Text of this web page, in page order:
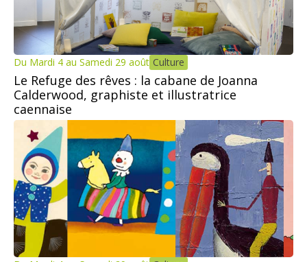
Du Mardi 4 au Samedi 29 août Culture
Le Refuge des rêves : la cabane de Joanna
Calderwood, graphiste et illustratrice
caennaise